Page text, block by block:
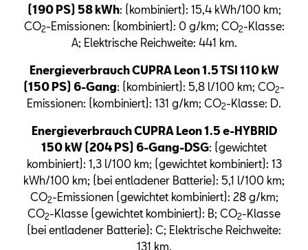
(190 PS) 58 kWh: (kombiniert): 15,4 kWh/100 km;
CO2-Emissionen: (kombiniert): 0 g/km; CO2-Klasse:
A; Elektrische Reichweite: 441 km.
Energieverbrauch CUPRA Leon 1.5 TSI 110 kW
(150 PS) 6-Gang: (kombiniert): 5,8 l/100 km; CO2-
Emissionen: (kombiniert): 131 g/km; CO2-Klasse: D.
Energieverbrauch CUPRA Leon 1.5 e-HYBRID
150 kW (204 PS) 6-Gang-DSG: (gewichtet
kombiniert): 1,3 l/100 km; (gewichtet kombiniert): 13
kWh/100 km; (bei entladener Batterie): 5,1 l/100 km;
CO2-Emissionen (gewichtet kombiniert): 28 g/km;
CO2-Klasse (gewichtet kombiniert): B; CO2-Klasse
(bei entladener Batterie): C; Elektrische Reichweite:
131 km.